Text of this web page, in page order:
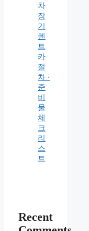
차
장
기
렌
트
카
절
차 ·
준
비
물
체
크
리
스
트
Recent